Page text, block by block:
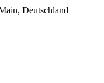
Deutschland